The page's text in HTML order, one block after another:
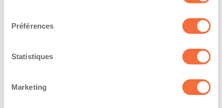
Préférences
Statistiques
Marketing